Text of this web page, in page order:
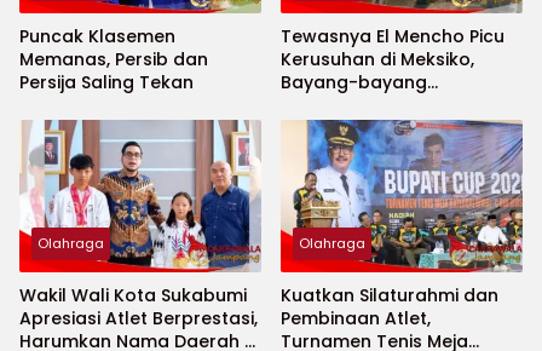
Puncak Klasemen
Memanas, Persib dan
Persija Saling Tekan
Tewasnya El Mencho Picu
Kerusuhan di Meksiko,
Bayang-bayang
2026 Menguat
Olahraga
Wakil Wali Kota Sukabumi
Apresiasi Atlet Berprestasi,
Harumkan Nama Daerah di
Olahraga
Kuatkan Silaturahmi dan
Pembinaan Atlet,
Turnamen Tenis Meja